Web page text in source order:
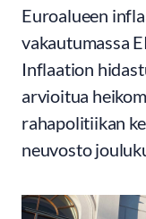
Euroalueen
vakautumassa
Inflaation
arvioitua
rahapolitiikan
neuvosto